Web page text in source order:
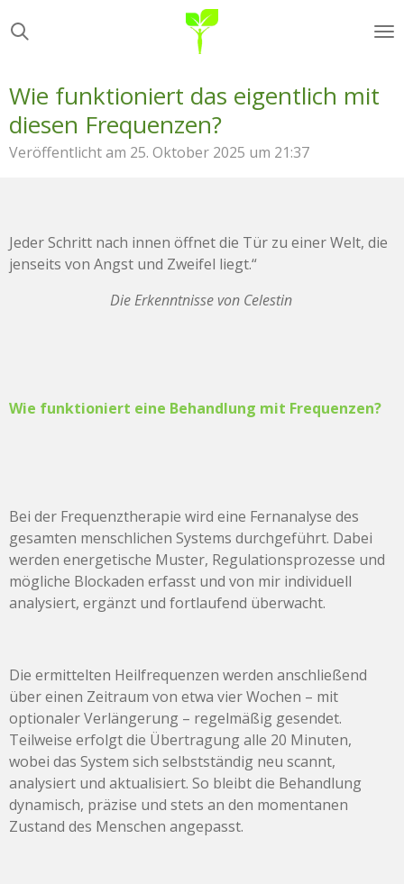
Hauptinhalt
Wie funktioniert das eigentlich mit
diesen Frequenzen?
Veröffentlicht am 25. Oktober 2025 um 21:37
Jeder Schritt nach innen öffnet die Tür zu einer Welt, die
jenseits von Angst und Zweifel liegt.“
Die Erkenntnisse von Celestin
Wie funktioniert eine Behandlung mit Frequenzen?
Bei der Frequenztherapie wird eine Fernanalyse des
gesamten menschlichen Systems durchgeführt. Dabei
werden energetische Muster, Regulationsprozesse und
mögliche Blockaden erfasst und von mir individuell
analysiert, ergänzt und fortlaufend überwacht.
Die ermittelten Heilfrequenzen werden anschließend
über einen Zeitraum von etwa vier Wochen – mit
optionaler Verlängerung – regelmäßig gesendet.
Teilweise erfolgt die Übertragung alle 20 Minuten,
wobei das System sich selbstständig neu scannt,
analysiert und aktualisiert. So bleibt die Behandlung
dynamisch, präzise und stets an den momentanen
Zustand des Menschen angepasst.